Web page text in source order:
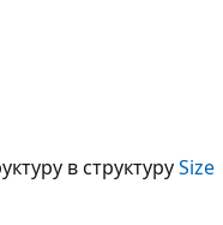
в структуруSize